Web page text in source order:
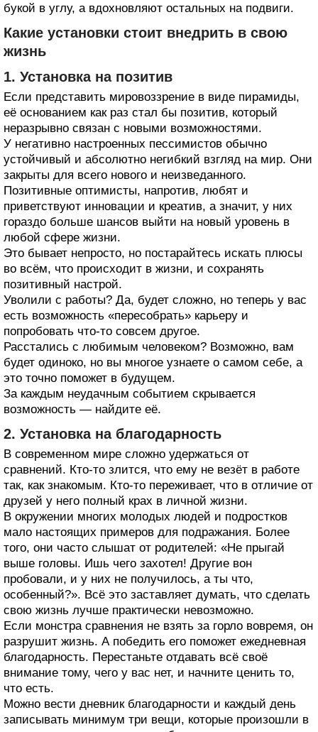
букой в углу, а вдохновляют остальных на подвиги.
Какие установки стоит внедрить в свою
жизнь
1. Установка на позитив
Если представить мировоззрение в виде пирамиды,
её основанием как раз стал бы позитив, который
неразрывно связан с новыми возможностями.
У негативно настроенных пессимистов обычно
устойчивый и абсолютно негибкий взгляд на мир. Они
закрыты для всего нового и неизведанного.
Позитивные оптимисты, напротив, любят и
приветствуют инновации и креатив, а значит, у них
гораздо больше шансов выйти на новый уровень в
любой сфере жизни.
Это бывает непросто, но постарайтесь искать плюсы
во всём, что происходит в жизни, и сохранять
позитивный настрой.
Уволили с работы? Да, будет сложно, но теперь у вас
есть возможность «пересобрать» карьеру и
попробовать что‑то совсем другое.
Расстались с любимым человеком? Возможно, вам
будет одиноко, но вы многое узнаете о самом себе, а
это точно поможет в будущем.
За каждым неудачным событием скрывается
возможность — найдите её.
2. Установка на благодарность
В современном мире сложно удержаться от
сравнений. Кто‑то злится, что ему не везёт в работе
так, как знакомым. Кто‑то переживает, что в отличие от
друзей у него полный крах в личной жизни.
В окружении многих молодых людей и подростков
мало настоящих примеров для подражания. Более
того, они часто слышат от родителей: «Не прыгай
выше головы. Ишь чего захотел! Другие вон
пробовали, и у них не получилось, а ты что,
особенный?». Всё это заставляет думать, что сделать
свою жизнь лучше практически невозможно.
Если монстра сравнения не взять за горло вовремя, он
разрушит жизнь. А победить его поможет ежедневная
благодарность. Перестаньте отдавать всё своё
внимание тому, чего у вас нет, и начните ценить то,
что есть.
Можно вести дневник благодарности и каждый день
записывать минимум три вещи, которые произошли в